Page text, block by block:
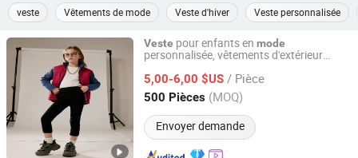
veste Vêtements de mode Veste d'hiver Veste personnalisée
Veste pour enfants en mode
personnalisée, vêtements d'extérieur
5,00-6,00 $US / Pièce
500 Pièces (MOQ)
Envoyer demande
Great Wall Products Mfg., Ltd.
Fujian, China Depuis 2023